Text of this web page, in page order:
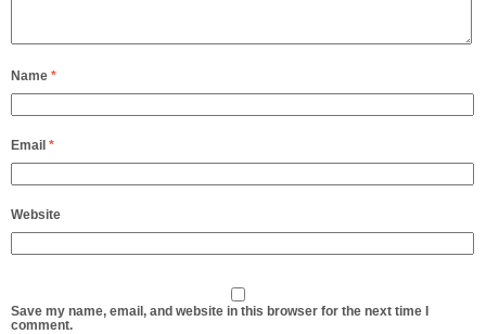
Name *
Email *
Website
Save my name, email, and website in this browser for the next time I
comment.